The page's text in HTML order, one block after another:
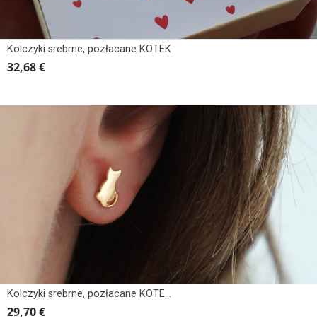
Kolczyki srebrne, pozłacane KOTEK
32,68 €
Kolczyki srebrne, pozłacane KOTEK TYŁEM
29,70 €